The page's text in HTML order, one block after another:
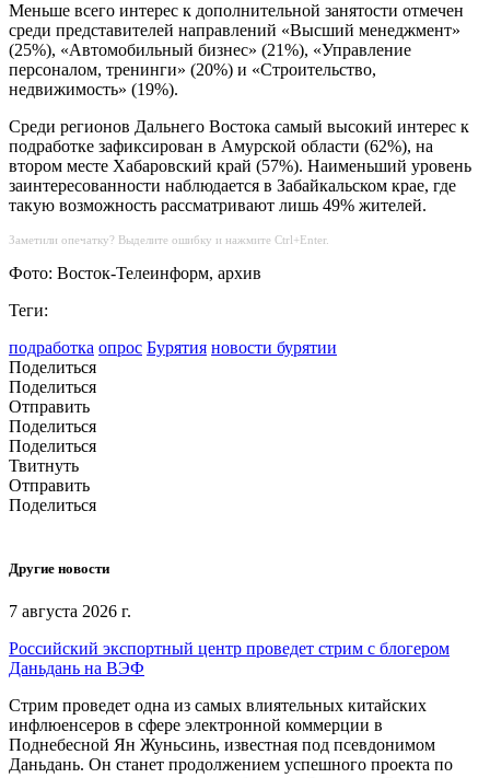
Меньше всего интерес к дополнительной занятости отмечен
среди представителей направлений «Высший менеджмент»
(25%), «Автомобильный бизнес» (21%), «Управление
персоналом, тренинги» (20%) и «Строительство,
недвижимость» (19%).
Среди регионов Дальнего Востока самый высокий интерес к
подработке зафиксирован в Амурской области (62%), на
втором месте Хабаровский край (57%). Наименьший уровень
заинтересованности наблюдается в Забайкальском крае, где
такую возможность рассматривают лишь 49% жителей.
Заметили опечатку? Выделите ошибку и нажмите Ctrl+Enter.
Фото: Восток-Телеинформ, архив
Теги:
подработка опрос Бурятия новости бурятии
Поделиться
Поделиться
Отправить
Поделиться
Поделиться
Твитнуть
Отправить
Поделиться
Другие новости
7 августа 2026 г.
Российский экспортный центр проведет стрим с блогером
Даньдань на ВЭФ
Стрим проведет одна из самых влиятельных китайских
инфлюенсеров в сфере электронной коммерции в
Поднебесной Ян Жуньсинь, известная под псевдонимом
Даньдань. Он станет продолжением успешного проекта по